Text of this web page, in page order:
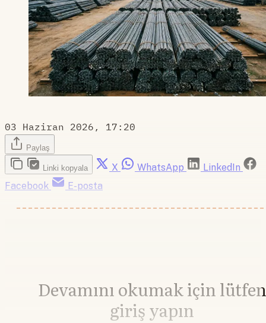
03 Haziran 2026, 17:20
Paylaş
Linki kopyala X WhatsApp
LinkedIn
Facebook
E-posta
Devamını okumak için lütfen
giriş yapın